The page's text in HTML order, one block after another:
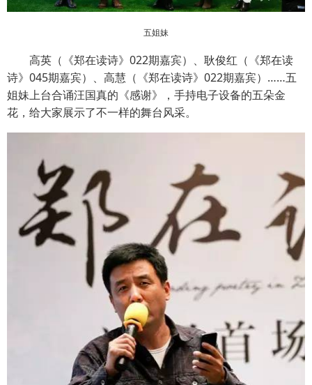
五姐妹
高英（《郑在读诗》022期嘉宾）、耿俊红（《郑在读
诗》045期嘉宾）、高慧（《郑在读诗》022期嘉宾）……五
姐妹上台合诵汪国真的《感谢》，手持电子设备的五朵金
花，给大家展示了不一样的舞台风采。